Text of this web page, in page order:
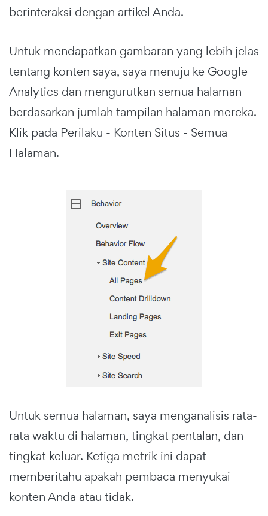
berinteraksi dengan artikel Anda.
Untuk mendapatkan gambaran yang lebih jelas
tentang konten saya, saya menuju ke Google
Analytics dan mengurutkan semua halaman
berdasarkan jumlah tampilan halaman mereka.
Klik pada Perilaku - Konten Situs - Semua
Halaman.
Untuk semua halaman, saya menganalisis rata-
rata waktu di halaman, tingkat pentalan, dan
tingkat keluar. Ketiga metrik ini dapat
memberitahu apakah pembaca menyukai
konten Anda atau tidak.